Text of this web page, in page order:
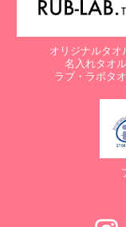
オリジナルタオ
名入れタオル
ラブ・ラボタ